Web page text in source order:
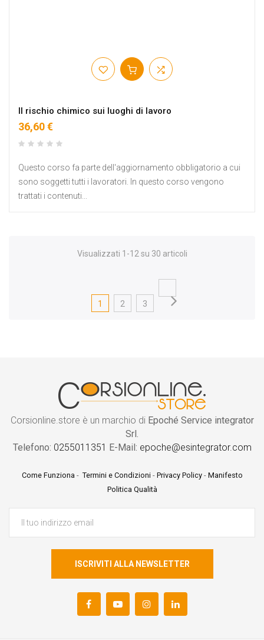
Il rischio chimico sui luoghi di lavoro
36,60 €
Questo corso fa parte dell'aggiornamento obbligatorio a cui
sono soggetti tutti i lavoratori. In questo corso vengono
trattati i contenuti...
Visualizzati 1-12 su 30 articoli
1 2 3
Corsionline.store è un marchio di Epoché Service integrator
Srl.
Telefono: 0255011351 E-Mail: epoche@esintegrator.com
Come Funziona- Termini e Condizioni- Privacy Policy- Manifesto
Politica Qualità
ISCRIVITI ALLA NEWSLETTER